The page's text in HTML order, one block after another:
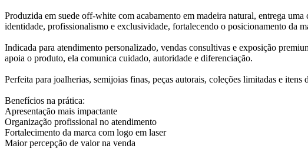
Produzida em suede off-white com acabamento em madeira natural, entrega
identidade, profissionalismo e exclusividade, fortalecendo o posicionamento da
Indicada para atendimento personalizado, vendas consultivas e exposição
apoia o produto, ela comunica cuidado, autoridade e diferenciação.
Perfeita para joalherias, semijoias finas, peças autorais, coleções limitadas e itens
Benefícios na prática:
Apresentação mais impactante
Organização profissional no atendimento
Fortalecimento da marca com logo em laser
Maior percepção de valor na venda